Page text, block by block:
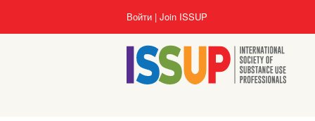
User
account
menu
Войти Join ISSUP